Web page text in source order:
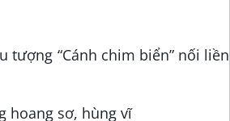
tượng “Cánh chim biển” nối liền